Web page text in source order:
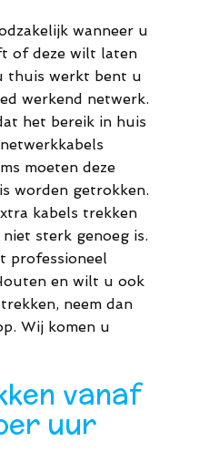
wanneer u
of deze wilt laten
thuis werkt bent u
werkend netwerk.
het bereik in huis
moeten deze
worden getrokken.
kabels trekken
sterk genoeg is.
professioneel
en wilt u ook
neem dan
Wij komen u
vanaf
uur